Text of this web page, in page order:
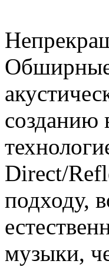
Обширные
созданию
Direct/
подходу,
музыки,